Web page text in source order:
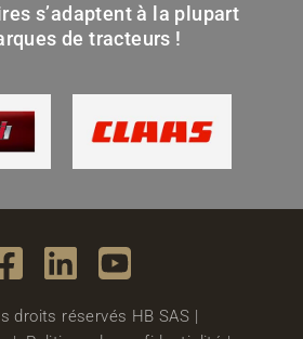
s’adaptent à la plupart
de tracteurs !
droits réservés HB SAS |